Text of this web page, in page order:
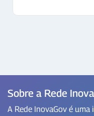
Sobre a Rede
A Rede InovaGov é